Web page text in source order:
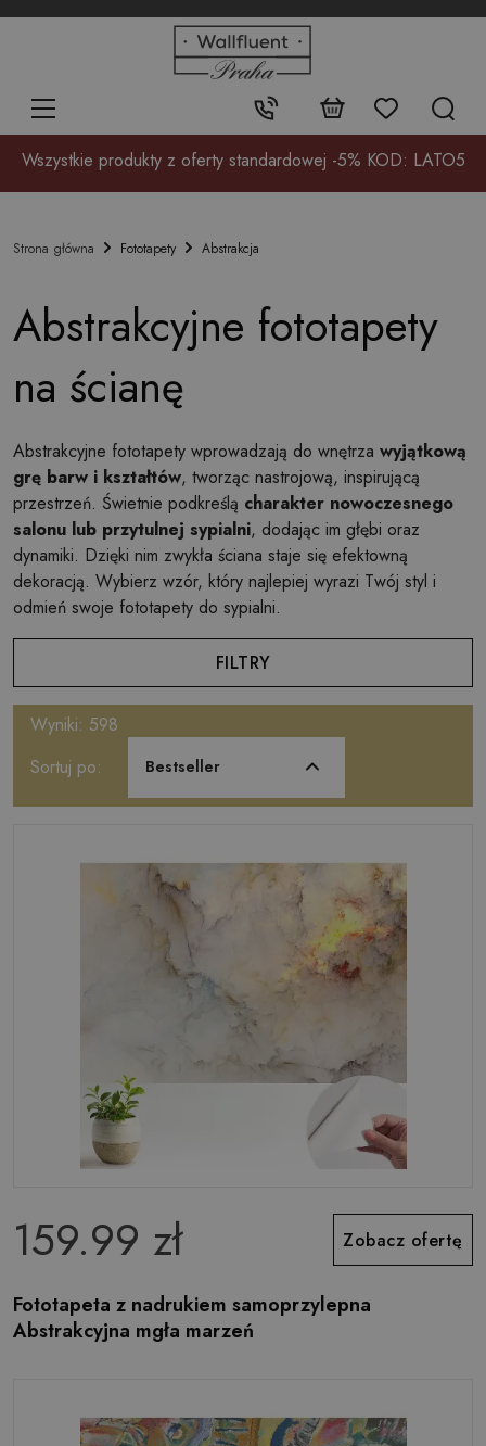
Kontakt:
+48
17
Wszystkie produkty z oferty standardowej -5% KOD: LATO5
Strona główna Fototapety Abstrakcja
Abstrakcyjne fototapety
na ścianę
Abstrakcyjne fototapety wprowadzają do wnętrza wyjątkową
grę barw i kształtów, tworząc nastrojową, inspirującą
przestrzeń. Świetnie podkreślą charakter nowoczesnego
salonu lub przytulnej sypialni, dodając im głębi oraz
dynamiki. Dzięki nim zwykła ściana staje się efektowną
dekoracją. Wybierz wzór, który najlepiej wyrazi Twój styl i
odmień swoje fototapety do sypialni.
FILTRY
Wyniki: 598
Sortuj po:
Bestseller
159.99 zł Zobacz ofertę
Fototapeta z nadrukiem samoprzylepna
Abstrakcyjna mgła marzeń